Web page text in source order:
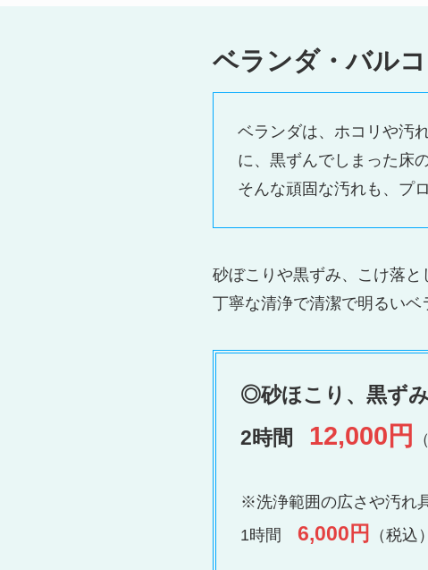
ベランダ・バル
ベランダは、ホコリや汚
に、黒ずんでしまった床
そんな頑固な汚れも、プ
砂ぼこりや黒ずみ、こけ落と
丁寧な清浄で清潔で明るいベ
◎砂ほこり、黒ず
2時間
12,000円
※洗浄範囲の広さや汚れ
1時間 6,000円 （税込